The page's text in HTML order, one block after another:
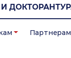
Партнерам